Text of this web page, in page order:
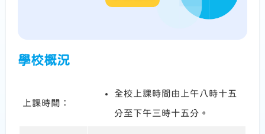
學校概況
上課時間：
全校上課時間由上午八時十五
分至下午三時十五分。